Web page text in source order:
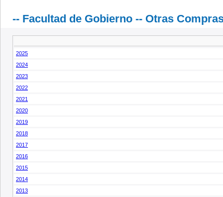
-- Facultad de Gobierno -- Otras
2025
2024
2023
2022
2021
2020
2019
2018
2017
2016
2015
2014
2013